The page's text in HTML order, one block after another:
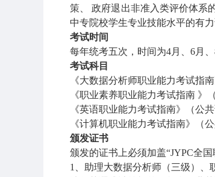
策、 政府退出非准入类评价体系
中专院校学生专业技能水平的有力
考试时间
每年统考五次，时间为4月、 6月、
考试科目
《大数据分析师职业能力考试指
《职业素养职业能力考试指南 》
《英语职业能力考试指南》（公共
《计算机职业能力考试指南》（公
颁发证书
颁发的证书上必须加盖“JYPC全国
1
、助理大数据分析师（三级）、